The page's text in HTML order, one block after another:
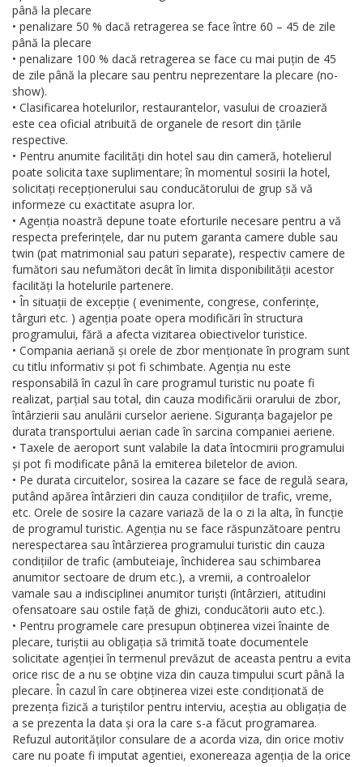
până la plecare
• penalizare 50 % dacă retragerea se face între 60 – 45 de zile
până la plecare
• penalizare 100 % dacă retragerea se face cu mai puțin de 45
de zile până la plecare sau pentru neprezentare la plecare (no-
show).
• Clasificarea hotelurilor, restaurantelor, vasului de croazieră
este cea oficial atribuită de organele de resort din țările
respective.
• Pentru anumite facilități din hotel sau din cameră, hotelierul
poate solicita taxe suplimentare; în momentul sosirii la hotel,
solicitați recepționerului sau conducătorului de grup să vă
informeze cu exactitate asupra lor.
• Agenția noastră depune toate eforturile necesare pentru a vă
respecta preferințele, dar nu putem garanta camere duble sau
twin (pat matrimonial sau paturi separate), respectiv camere de
fumători sau nefumători decât în limita disponibilității acestor
facilități la hotelurile partenere.
• În situații de excepție ( evenimente, congrese, conferințe,
târguri etc. ) agenția poate opera modificări în structura
programului, fără a afecta vizitarea obiectivelor turistice.
• Compania aeriană și orele de zbor menționate în program sunt
cu titlu informativ și pot fi schimbate. Agenția nu este
responsabilă în cazul în care programul turistic nu poate fi
realizat, parțial sau total, din cauza modificării orarului de zbor,
întârzierii sau anulării curselor aeriene. Siguranța bagajelor pe
durata transportului aerian cade în sarcina companiei aeriene.
• Taxele de aeroport sunt valabile la data întocmirii programului
și pot fi modificate până la emiterea biletelor de avion.
• Pe durata circuitelor, sosirea la cazare se face de regulă seara,
putând apărea întârzieri din cauza condițiilor de trafic, vreme,
etc. Orele de sosire la cazare variază de la o zi la alta, în funcție
de programul turistic. Agenția nu se face răspunzătoare pentru
nerespectarea sau întârzierea programului turistic din cauza
condițiilor de trafic (ambuteiaje, închiderea sau schimbarea
anumitor sectoare de drum etc.), a vremii, a controalelor
vamale sau a indisciplinei anumitor turiști (întârzieri, atitudini
ofensatoare sau ostile față de ghizi, conducătorii auto etc.).
• Pentru programele care presupun obținerea vizei înainte de
plecare, turiștii au obligația să trimită toate documentele
solicitate agenției în termenul prevăzut de aceasta pentru a evita
orice risc de a nu se obține viza din cauza timpului scurt până la
plecare. În cazul în care obținerea vizei este condiționată de
prezența fizică a turiștilor pentru interviu, aceștia au obligația de
a se prezenta la data și ora la care s-a făcut programarea.
Refuzul autorităților consulare de a acorda viza, din orice motiv
care nu poate fi imputat agentiei, exonereaza agenția de la orice